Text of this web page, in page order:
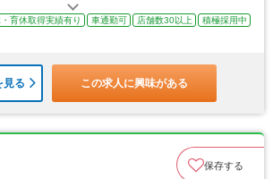
育休取得実績有り 車通勤可 店舗数30以上
積極採用中
見る この求人に興味がある
保存する